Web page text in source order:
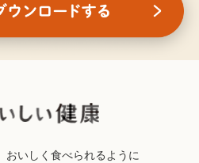
おいしく食べられるように